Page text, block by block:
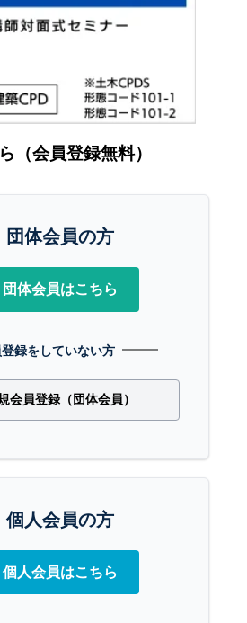
（会員登録無料）
団体会員の方
団体会員はこちら
録をしていない方
会員登録（団体会員）
個人会員の方
個人会員はこちら